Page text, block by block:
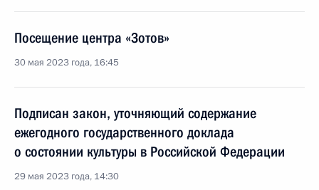
Посещение центра «Зотов»
30 мая 2023 года, 16:45
Подписан закон, уточняющий содержание
ежегодного государственного доклада
о состоянии культуры в Российской Федерации
29 мая 2023 года, 14:30